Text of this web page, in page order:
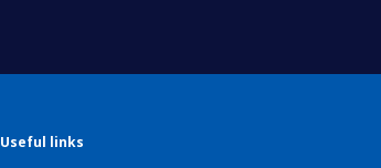
Useful links